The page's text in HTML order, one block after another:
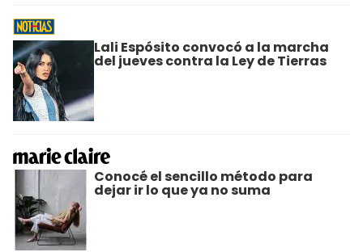
Lali Espósito convocó a la marcha
del jueves contra la Ley de Tierras
Conocé el sencillo método para
dejar ir lo que ya no suma